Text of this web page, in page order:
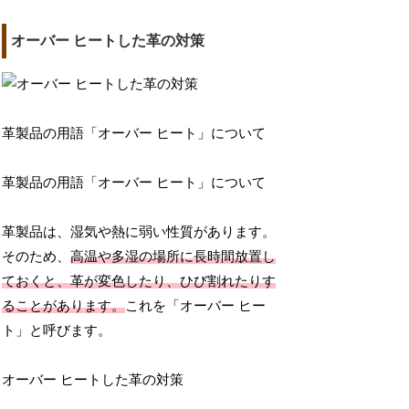
オーバー ヒートした革の対策
革製品の用語「オーバー ヒート」について
革製品の用語「オーバー ヒート」について
革製品は、湿気や熱に弱い性質があります。
そのため、高温や多湿の場所に長時間放置し
ておくと、革が変色したり、ひび割れたりす
ることがあります。これを「オーバー ヒー
ト」と呼びます。
オーバー ヒートした革の対策